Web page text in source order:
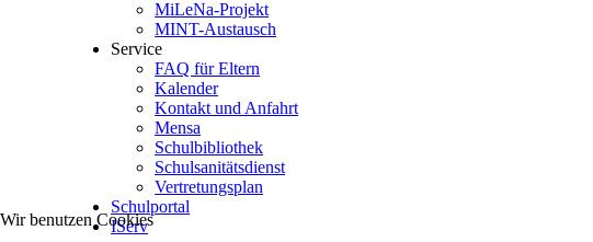
MiLeNa-Projekt
MINT-Austausch
Service
FAQ für Eltern
Kalender
Kontakt und Anfahrt
Mensa
Schulbibliothek
Schulsanitätsdienst
Vertretungsplan
Schulportal
IServ
Wir benutzen Cookies